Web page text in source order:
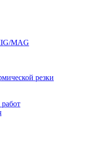
MAG
резки